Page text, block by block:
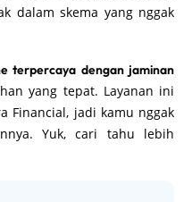
dalam skema yang nggak
terpercaya dengan jaminan
yang tepat. Layanan ini
Financial, jadi kamu nggak
Yuk, cari tahu lebih